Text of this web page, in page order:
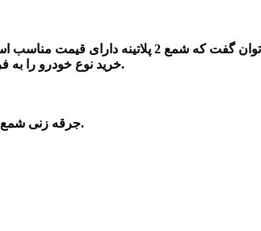
خرید نوع خودرو را به فروشنده گفته تا متناسب با خودرو بهترین شمع را در اختیار شما قرار بدهد.
جرقه زنی شمع به مدت طولانی سبب از بین رفتن تدریجی الکترود این قطعه می گردد.